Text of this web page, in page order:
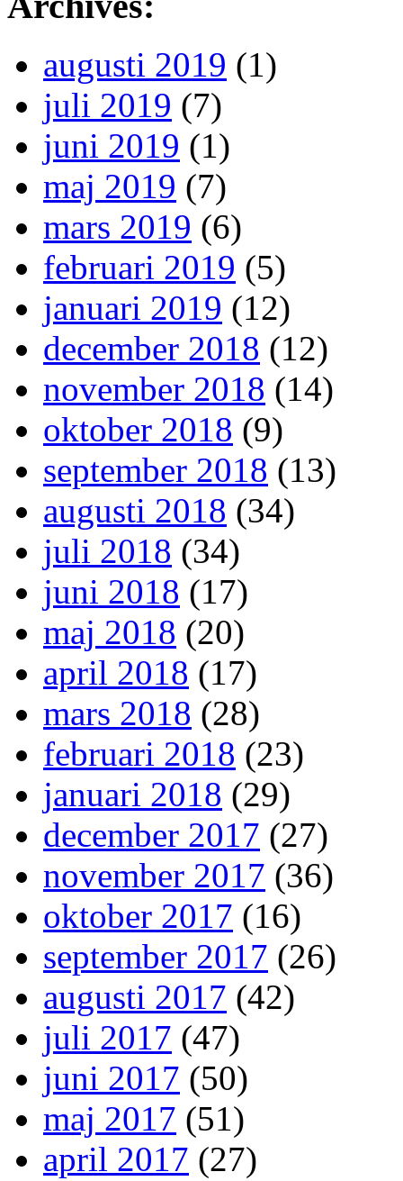
augusti 2019 (1)
juli 2019 (7)
juni 2019 (1)
maj 2019 (7)
mars 2019 (6)
februari 2019 (5)
januari 2019 (12)
december 2018 (12)
november 2018 (14)
oktober 2018 (9)
september 2018 (13)
augusti 2018 (34)
juli 2018 (34)
juni 2018 (17)
maj 2018 (20)
april 2018 (17)
mars 2018 (28)
februari 2018 (23)
januari 2018 (29)
december 2017 (27)
november 2017 (36)
oktober 2017 (16)
september 2017 (26)
augusti 2017 (42)
juli 2017 (47)
juni 2017 (50)
maj 2017 (51)
april 2017 (27)